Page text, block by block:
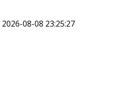
2026-08-08 23:25:27